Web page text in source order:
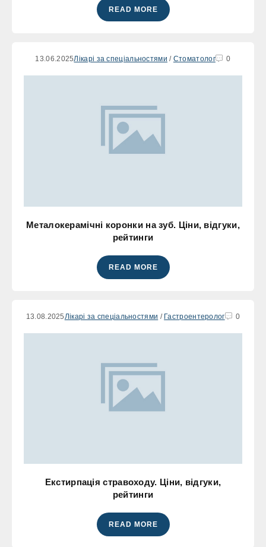
READ MORE
13.06.2025Лікарі за спеціальностями / Стоматолог 0
Металокерамічні коронки на зуб. Ціни, відгуки,
рейтинги
READ MORE
13.08.2025 Лікарі за спеціальностями / Гастроентеролог 0
Екстирпація стравоходу. Ціни, відгуки,
рейтинги
READ MORE